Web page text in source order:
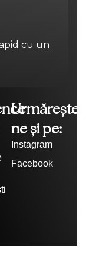
cu un
Urmărește-
ne și pe:
Instagram
Facebook